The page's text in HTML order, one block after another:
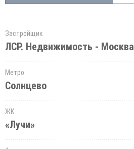
Застройщик
ЛСР. Недвижимость - Москва
Метро
Солнцево
ЖК
«Лучи»